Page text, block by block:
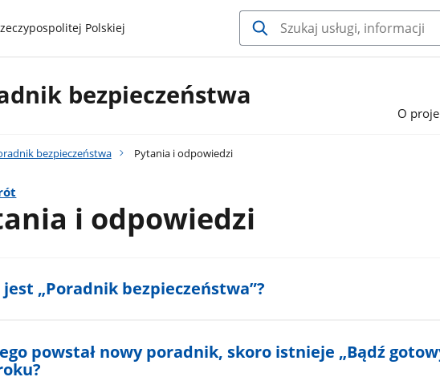
Polskiej
bezpieczeństwa
O
bezpieczeństwa Pytania i odpowiedzi
i odpowiedzi
jest „Poradnik bezpieczeństwa”?
powstał nowy poradnik, skoro istnieje „Bądź